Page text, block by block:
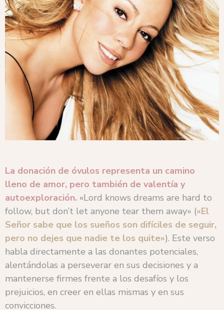
La donación de óvulos representa un camino
lleno de amor, pero también de valentía y
autoexploración. «Lord knows dreams are hard to
follow, but don’t let anyone tear them away» («El
Señor sabe que los sueños son difíciles de seguir,
pero no dejes que nadie te los quite»). Este verso
habla directamente a las donantes potenciales,
alentándolas a perseverar en sus decisiones y a
mantenerse firmes frente a los desafíos y los
prejuicios, en creer en ellas mismas y en sus
convicciones.